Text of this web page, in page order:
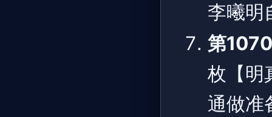
李曦明
第
枚【明
通做准